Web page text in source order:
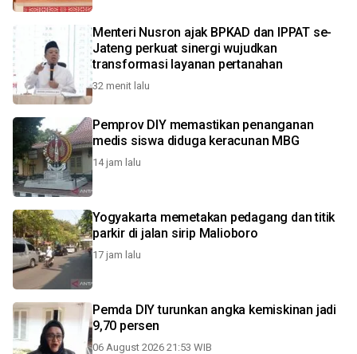
Menteri Nusron ajak BPKAD dan IPPAT se-
Jateng perkuat sinergi wujudkan
transformasi layanan pertanahan
32 menit lalu
Pemprov DIY memastikan penanganan
medis siswa diduga keracunan MBG
14 jam lalu
Yogyakarta memetakan pedagang dan titik
parkir di jalan sirip Malioboro
17 jam lalu
Pemda DIY turunkan angka kemiskinan jadi
9,70 persen
06 August 2026 21:53 WIB